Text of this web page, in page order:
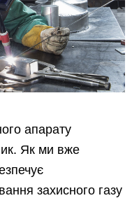
апарату
Як ми вже
захисного газу